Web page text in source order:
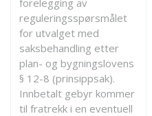
forelegging av
reguleringsspørsmålet
for utvalget med
saksbehandling etter
plan- og bygningslovens
§ 12-8 (prinsippsak).
Innbetalt gebyr kommer
til fratrekk i en eventuell